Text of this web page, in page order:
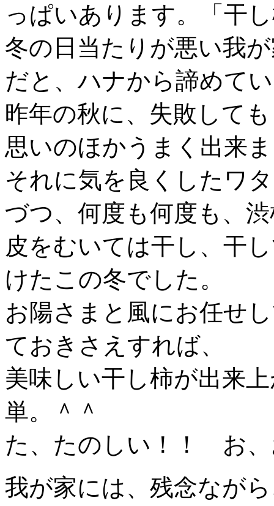
っぱいあります。「干
冬の日当たりが悪い我
だと、ハナから諦めて
昨年の秋に、失敗して
思いのほかうまく出来
それに気を良くしたワ
づつ、何度も何度も、
皮をむいては干し、干
けたこの冬でした。
お陽さまと風にお任せ
ておきさえすれば、
美味しい干し柿が出来
単。＾＾
た、たのしい！！ お、
我が家には、残念なが